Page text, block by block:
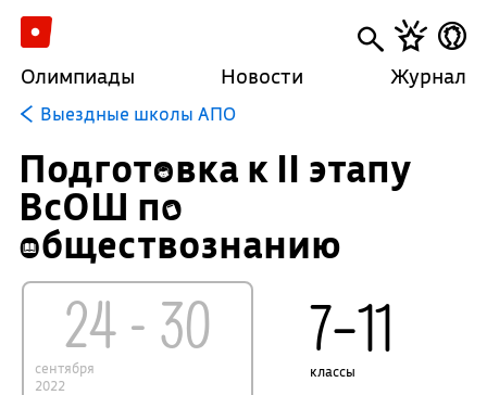
Олимпиады Новости Журнал
Выездные школы АПО
Подготовка к II этапу
ВсОШ по
обществознанию
24 - 30
сентября
2022
7–11
классы